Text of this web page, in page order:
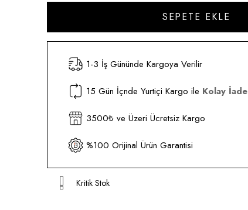
1-3 İş Gününde Kargoya Verilir
15 Gün İçnde Yurtiçi Kargo ile Kolay İade
3500₺ ve Üzeri Ücretsiz Kargo
%100 Orijinal Ürün Garantisi
Kritik Stok